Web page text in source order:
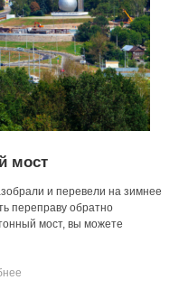
мост
и перевели на зимнее
переправу обратно
мост, вы можете